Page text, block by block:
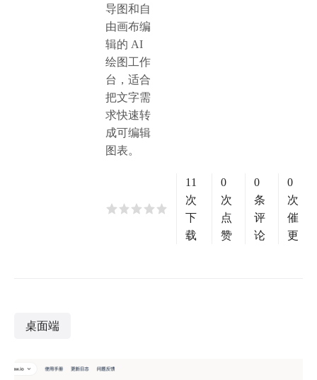
导图和自
由画布编
辑的 AI
绘图工作
台，适合
把文字需
求快速转
成可编辑
图表。
11
次
下
载
0
次
点
赞
0
条
评
论
0
次
催
更
桌面端